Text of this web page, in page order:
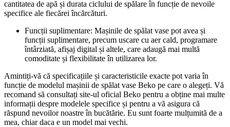
cantitatea de apă și durata ciclului de spălare în funcție de nevoile
specifice ale fiecărei încărcături.
Funcții suplimentare: Mașinile de spălat vase pot avea și
funcții suplimentare, precum uscare cu aer cald, programare
întârziată, afișaj digital și altele, care adaugă mai multă
comoditate și flexibilitate în utilizarea lor.
Amintiți-vă că specificațiile și caracteristicile exacte pot varia în
funcție de modelul mașinii de spălat vase Beko pe care o alegeți. Vă
recomand să consultați site-ul oficial Beko pentru a obține mai multe
informații despre modelele specifice și pentru a vă asigura că
răspund nevoilor noastre în bucătărie. Eu sunt foarte mulțumită de a
mea, chiar daca e un model mai vechi.